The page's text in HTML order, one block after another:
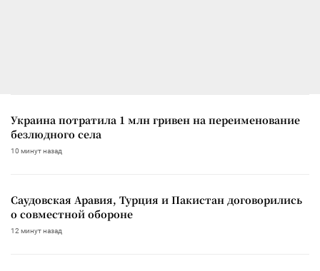
Украина потратила 1 млн гривен на переименование
безлюдного села
10 минут назад
Саудовская Аравия, Турция и Пакистан договорились
о совместной обороне
12 минут назад